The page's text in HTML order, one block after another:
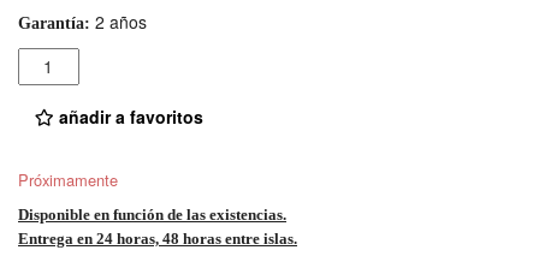
Garantía: 2 años
Cantidad
añadir a favoritos
Próximamente
Disponible en función de las existencias.
Entrega en 24 horas, 48 horas entre islas.